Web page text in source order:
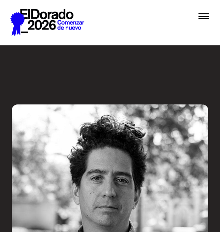
Saltar al contenido principal
Academias
Archivo
Inscribir
Boletería